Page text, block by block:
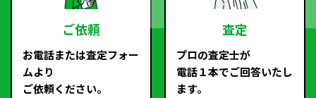
ご依頼
お電話または査定フォー
ムより
ご依頼ください。
査定
プロの査定士が
電話１本でご回答いたし
ます。